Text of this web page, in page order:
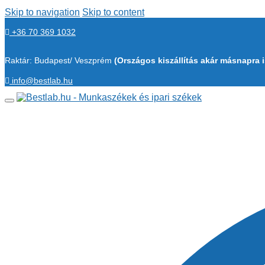
Skip to navigation Skip to content
+36 70 369 1032
Raktár: Budapest/ Veszprém (Országos kiszállítás akár másnapra
info@bestlab.hu